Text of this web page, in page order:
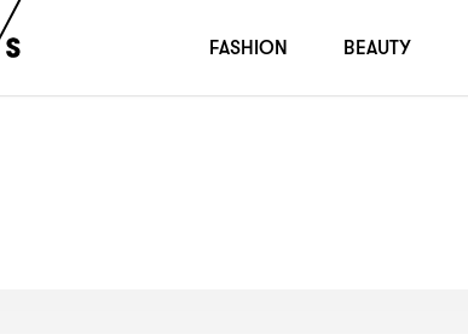
FASHION BEAUTY